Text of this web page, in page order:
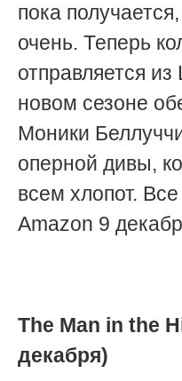
пока
очень. Теперь
отправляется
новом сезоне
Моники
оперной дивы,
всем хлопот.
Amazon 9
The Man in the
декабря)